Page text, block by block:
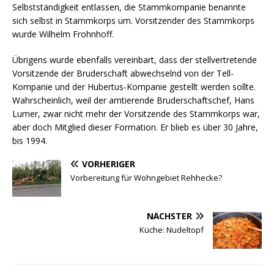
Selbstständigkeit entlassen, die Stammkompanie benannte
sich selbst in Stammkorps um. Vorsitzender des Stammkorps
wurde Wilhelm Frohnhoff.
Übrigens wurde ebenfalls vereinbart, dass der stellvertretende
Vorsitzende der Bruderschaft abwechselnd von der Tell-
Kompanie und der Hubertus-Kompanie gestellt werden sollte.
Wahrscheinlich, weil der amtierende Bruderschaftschef, Hans
Lumer, zwar nicht mehr der Vorsitzende des Stammkorps war,
aber doch Mitglied dieser Formation. Er blieb es über 30 Jahre,
bis 1994.
VORHERIGER
Vorbereitung für Wohngebiet Rehhecke?
NÄCHSTER
Küche: Nudeltopf